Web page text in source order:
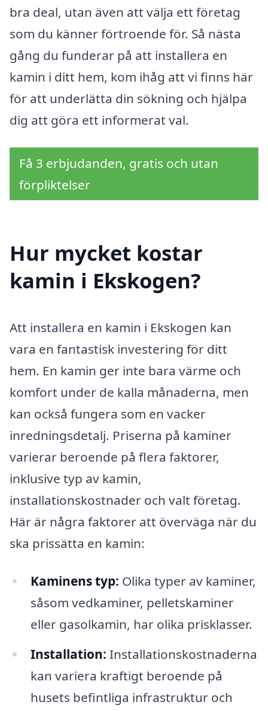
bra deal, utan även att välja ett företag
som du känner förtroende för. Så nästa
gång du funderar på att installera en
kamin i ditt hem, kom ihåg att vi finns här
för att underlätta din sökning och hjälpa
dig att göra ett informerat val.
Få 3 erbjudanden, gratis och utan
förpliktelser
Hur mycket kostar
kamin i Ekskogen?
Att installera en kamin i Ekskogen kan
vara en fantastisk investering för ditt
hem. En kamin ger inte bara värme och
komfort under de kalla månaderna, men
kan också fungera som en vacker
inredningsdetalj. Priserna på kaminer
varierar beroende på flera faktorer,
inklusive typ av kamin,
installationskostnader och valt företag.
Här är några faktorer att överväga när du
ska prissätta en kamin:
Kaminens typ: Olika typer av kaminer,
såsom vedkaminer, pelletskaminer
eller gasolkamin, har olika prisklasser.
Installation: Installationskostnaderna
kan variera kraftigt beroende på
husets befintliga infrastruktur och